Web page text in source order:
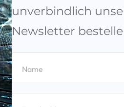
unverbindlich
Newsletter